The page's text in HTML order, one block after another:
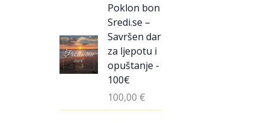
Poklon bon
Sredi.se –
Savršen dar
za ljepotu i
opuštanje -
100€
100,00 €